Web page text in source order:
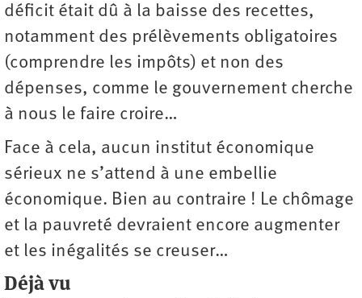
déficit était dû à la baisse des recettes,
notamment des prélèvements obligatoires
(comprendre les impôts) et non des
dépenses, comme le gouvernement cherche
à nous le faire croire…
Face à cela, aucun institut économique
sérieux ne s’attend à une embellie
économique. Bien au contraire ! Le chômage
et la pauvreté devraient encore augmenter
et les inégalités se creuser…
Déjà vu